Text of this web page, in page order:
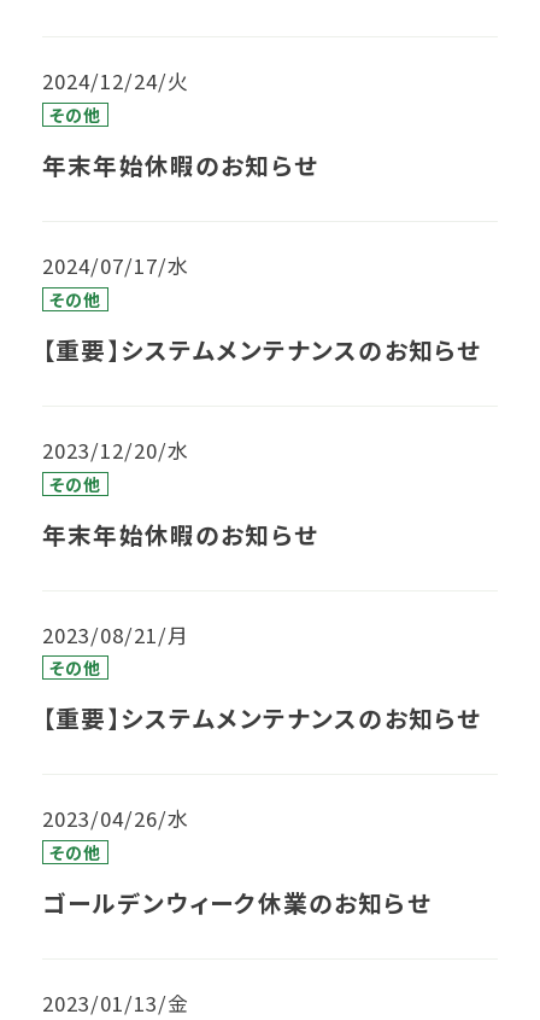
2024/12/24/火
その他
年末年始休暇のお知らせ
2024/07/17/水
その他
【重要】システムメンテナンスのお知らせ
2023/12/20/水
その他
年末年始休暇のお知らせ
2023/08/21/月
その他
【重要】システムメンテナンスのお知らせ
2023/04/26/水
その他
ゴールデンウィーク休業のお知らせ
2023/01/13/金